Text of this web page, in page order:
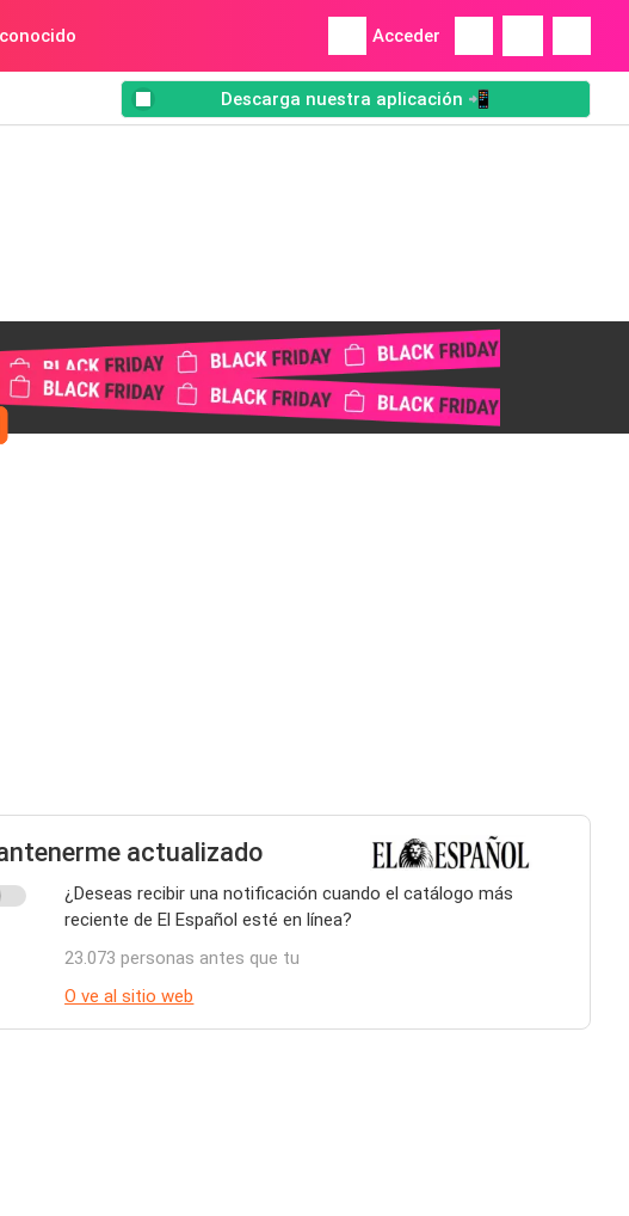
Acceder
Descarga nuestra aplicación 📲
actualizado
¿Deseas recibir una notificación cuando el catálogo más
reciente de El Español esté en línea?
23.073 personas antes que tu
O ve al sitio web